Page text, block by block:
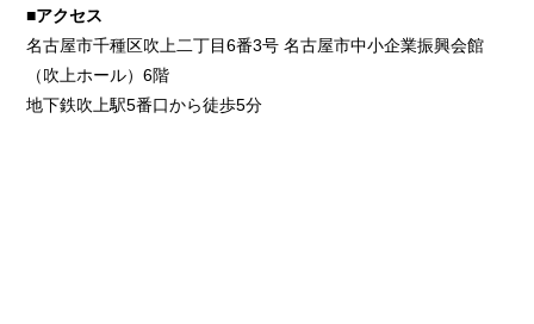
■アクセス
名古屋市千種区吹上二丁目6番3号 名古屋市中小企業振興会館
（吹上ホール）6階
地下鉄吹上駅5番口から徒歩5分